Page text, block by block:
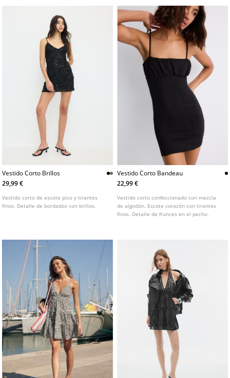
Vestido Corto Brillos
29,99 €
Vestido corto de escote pico y tirantes
finos. Detalle de bordados con brillos.
Vestido Corto Bandeau
22,99 €
Vestido corto confeccionado con mezcla
de algodón. Escote corazón con tirantes
finos. Detalle de frunces en el pecho.